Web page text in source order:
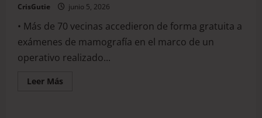
CrisGutie junio 5, 2026
• Más de 70 vecinas accedieron de forma gratuita a
exámenes de mamografía en el marco de un
operativo realizado...
Leer Más